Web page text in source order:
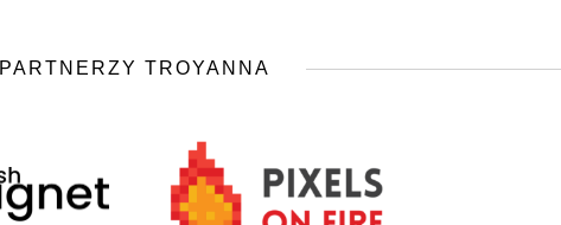
PARTNERZY TROYANNA